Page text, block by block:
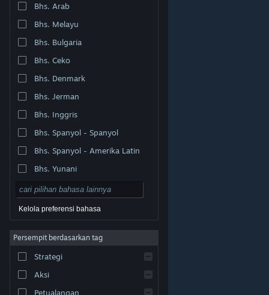
Undang. Semua merek dagang merupakan hak pemilik
Legal| Aksesibilitas
Pengembalian Dana
Bhs. Arab
Bhs. Melayu
Bhs. Bulgaria
Bhs. Ceko
Bhs. Denmark
Bhs. Jerman
Bhs. Inggris
Bhs. Spanyol - Spanyol
Bhs. Spanyol - Amerika Latin
Bhs. Yunani
Kelola preferensi bahasa
Persempit berdasarkan tag
Strategi
Aksi
Petualangan